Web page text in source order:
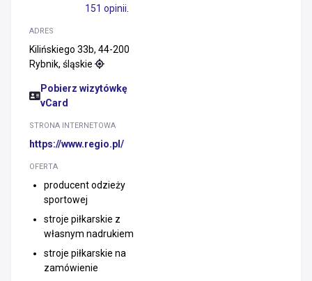
151 opinii
ADRES
Kilińskiego 33b, 44-200
Rybnik, śląskie
Pobierz wizytówkę
vCard
STRONA INTERNETOWA
https://www.regio.pl/
OFERTA
producent odzieży
sportowej
stroje piłkarskie z
własnym nadrukiem
stroje piłkarskie na
zamówienie